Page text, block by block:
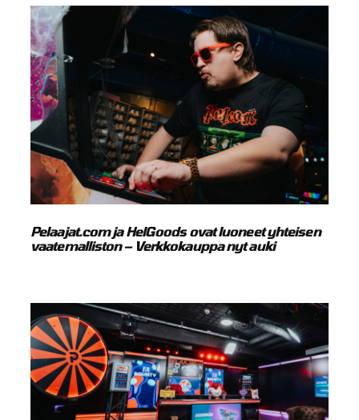
Pelaajat.com ja HelGoods ovat luoneet yhteisen
vaatemalliston – Verkkokauppa nyt auki